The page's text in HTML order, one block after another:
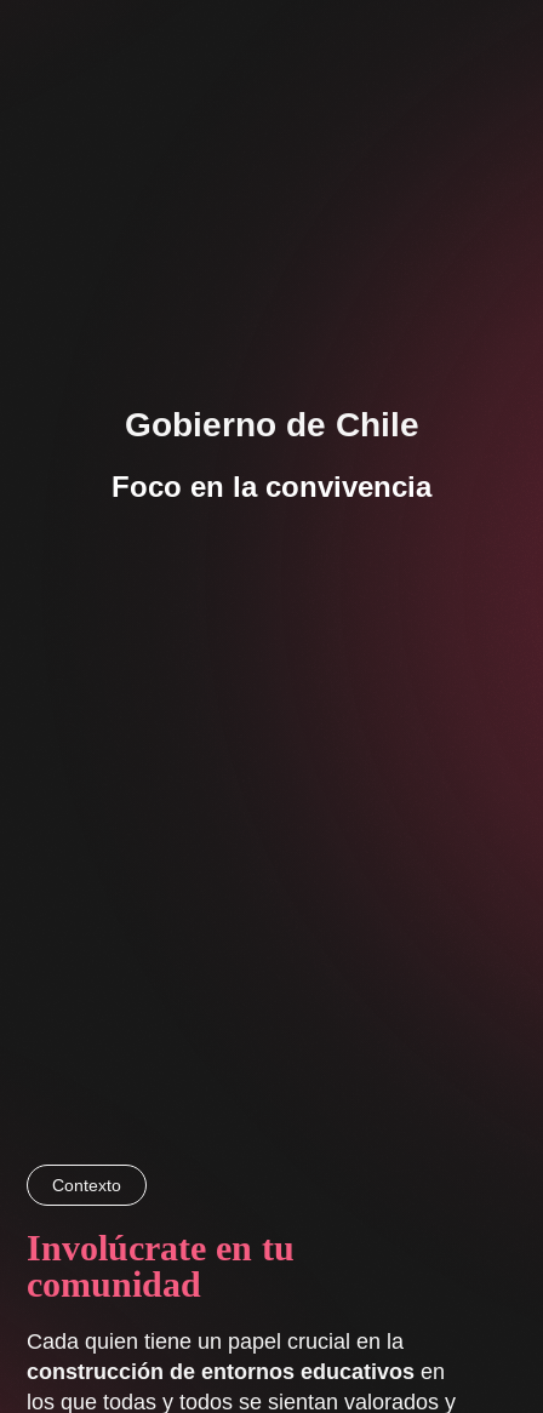
Gobierno de Chile
Foco en la convivencia
Contexto
Involúcrate en tu
comunidad
Cada quien tiene un papel crucial en la
construcción de entornos educativos en
los que todas y todos se sientan valorados y